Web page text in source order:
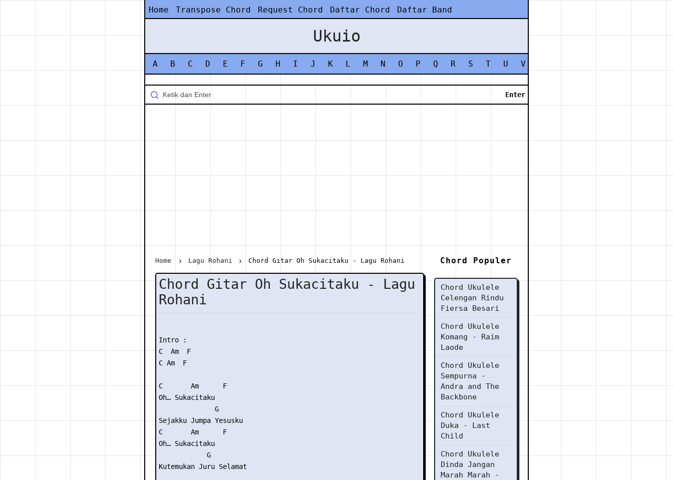
Home Transpose Chord Request Chord Daftar Chord Daftar Band
Ukuio
A B C D E F G H I J K L M N O P Q R S T U V
Home Lagu Rohani Chord Gitar Oh Sukacitaku - Lagu Rohani
Chord Gitar Oh Sukacitaku - Lagu
Rohani
Intro :
C  Am  F
C Am  F
C       Am      F
Oh… Sukacitaku
              G
Sejakku Jumpa Yesusku
C       Am      F
Oh… Sukacitaku
            G
Kutemukan Juru Selamat
Chord Populer
Chord Ukulele
Celengan Rindu
Fiersa Besari
Chord Ukulele
Komang - Raim
Laode
Chord Ukulele
Sempurna -
Andra and The
Backbone
Chord Ukulele
Duka - Last
Child
Chord Ukulele
Dinda Jangan
Marah Marah -